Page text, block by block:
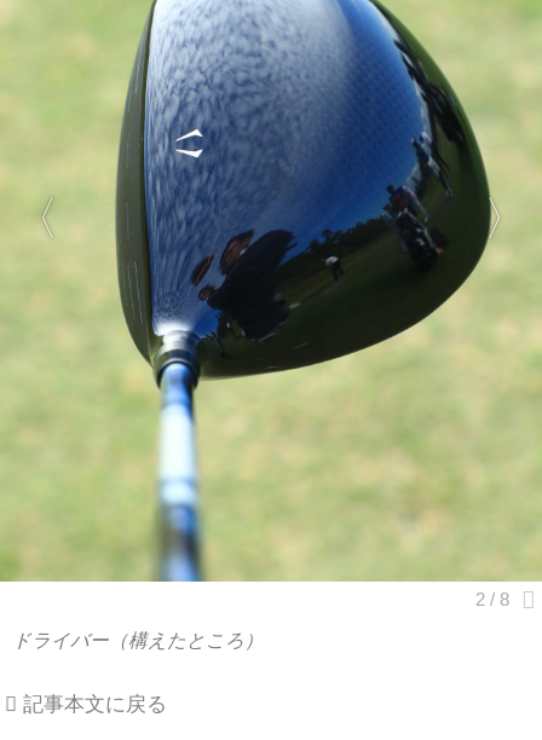
ドライバー（構えたところ）
記事本文に戻る